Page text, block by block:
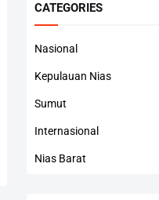
CATEGORIES
Nasional
Kepulauan Nias
Sumut
Internasional
Nias Barat